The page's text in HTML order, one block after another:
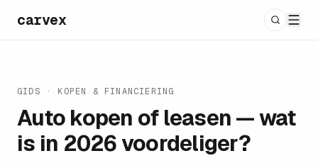
carvex
GIDS · KOPEN & FINANCIERING
Auto kopen of leasen — wat
is in 2026 voordeliger?